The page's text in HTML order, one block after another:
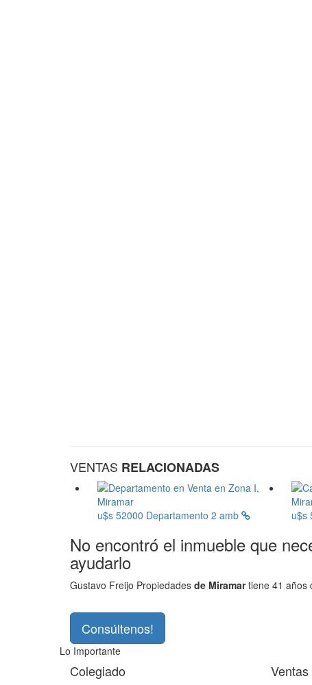
VENTAS RELACIONADAS
u$s 52000 Departamento 2 amb u$s
No encontró el inmueble que
ayudarlo
Gustavo Freijo Propiedades de Miramartiene 41 años
Consúltenos!
Lo Importante
Colegiado